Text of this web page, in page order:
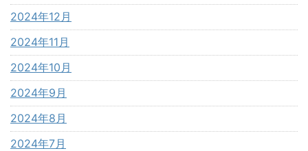
2024年12月
2024年11月
2024年10月
2024年9月
2024年8月
2024年7月